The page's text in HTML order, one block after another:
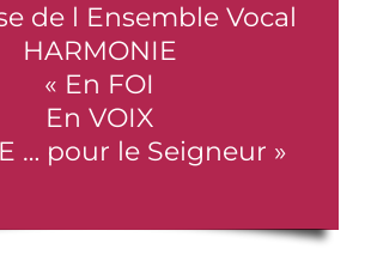
de l Ensemble Vocal
HARMONIE
« En FOI
En VOIX
… pour le Seigneur »